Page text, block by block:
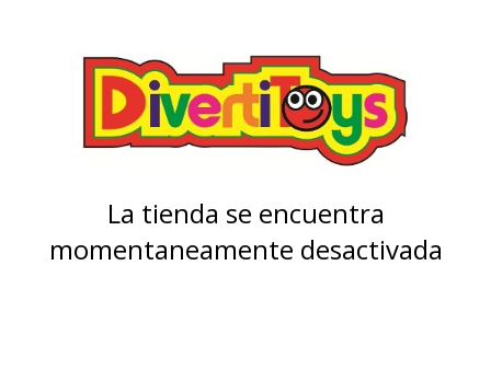
La tienda se encuentra
momentaneamente desactivada